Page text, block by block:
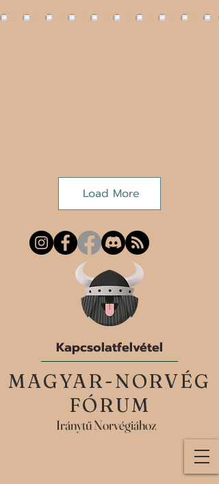
MAGYAR-NORVÉG
FÓRUM
Iránytű Norvégiához
Kapcsolatfelvétel
Load More